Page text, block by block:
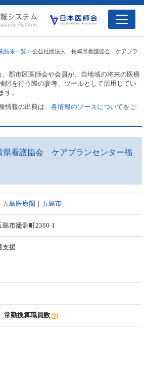
結果一覧 > 公益社団法人 長崎県看護協会 ケアプラ
郡市区医師会や会員が、自地域の将来の医療
討を行う際の参考、ツールとして活用してい
す。
情報の出典は、各情報のソースについてをご
看護協会 ケアプランセンター福
五島医療圏 ｜五島市
島市籠淵町2360-1
支援
常勤換算職員数